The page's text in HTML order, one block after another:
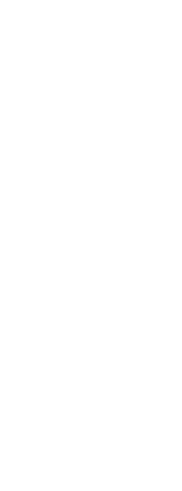
込
月7
の
ン